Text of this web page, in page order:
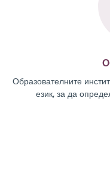
Образователните
език, за да